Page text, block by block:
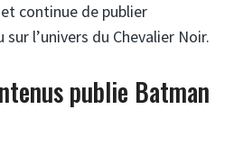
continue de publier
l’univers du Chevalier Noir.
publie Batman